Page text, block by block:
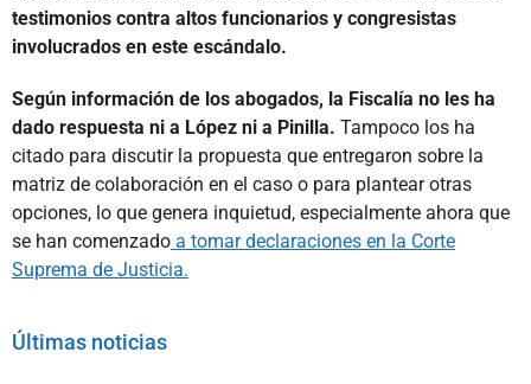
testimonios contra altos funcionarios y congresistas
involucrados en este escándalo.
Según información de los abogados, la Fiscalía no les ha
dado respuesta ni a López ni a Pinilla. Tampoco los ha
citado para discutir la propuesta que entregaron sobre la
matriz de colaboración en el caso o para plantear otras
opciones, lo que genera inquietud, especialmente ahora que
se han comenzado a tomar declaraciones en la Corte
Suprema de Justicia.
Últimas noticias